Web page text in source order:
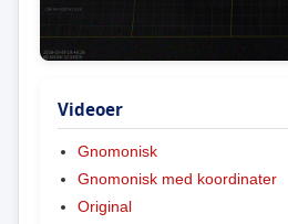
Videoer
Gnomonisk
Gnomonisk med koordinater
Original